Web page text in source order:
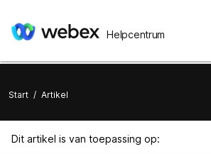
Helpcentrum
Start / Artikel
Dit artikel is van toepassing op: